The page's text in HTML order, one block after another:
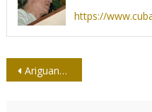
https://
Navegación
Ariguanabo, 50 años de sueños